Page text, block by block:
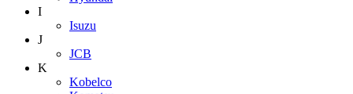
I
Isuzu
J
JCB
K
Kobelco